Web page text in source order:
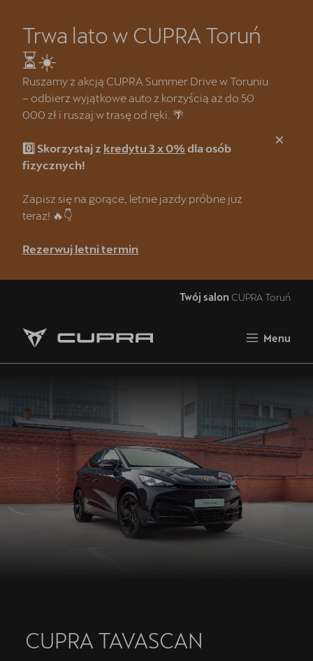
Trwa lato w CUPRA Toruń
⏳☀️
Ruszamy z akcją CUPRA Summer Drive w Toruniu
– odbierz wyjątkowe auto z korzyścią aż do 50
000 zł i ruszaj w trasę od ręki. 🌴
0️⃣ Skorzystaj z kredytu 3 x 0% dla osób
fizycznych!
Zapisz się na gorące, letnie jazdy próbne już
teraz! 🔥👇
Rezerwuj letni termin
Twój salon CUPRA Toruń
Menu
Strona główna
Kredyt klasyczny 3 x 0%
CUPRA Formentor e-Hybrid
Wyprzedaż samochodów demonstracyjnych
❗Wyzwanie CUPRA Mastera
Oferta dla Lojalnych Klientów SEAT & CUPRA
Poznaj nas!
Nowa CUPRA Raval
CUPRA Formentor
Cupra Formentor VZ5
CUPRA Terramar
CUPRA TAVASCAN